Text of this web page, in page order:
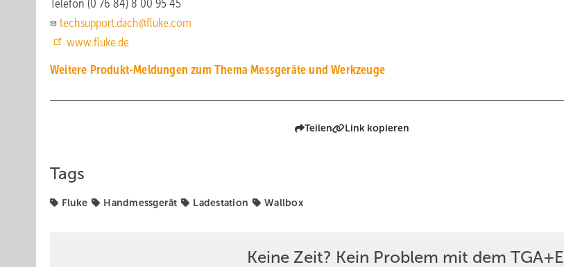
Telefon (0 76 84) 8 00 95 45
techsupport.dach@fluke.com
www.fluke.de
Weitere Produkt-Meldungen zum Thema Messgeräte und Werkzeuge
Teilen Link kopieren
Tags
Fluke Handmessgerät Ladestation Wallbox
Keine Zeit? Kein Problem mit dem TGA+E